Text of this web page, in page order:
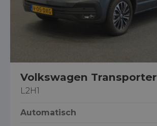
Volkswagen Transporter
L2H1
Automatisch